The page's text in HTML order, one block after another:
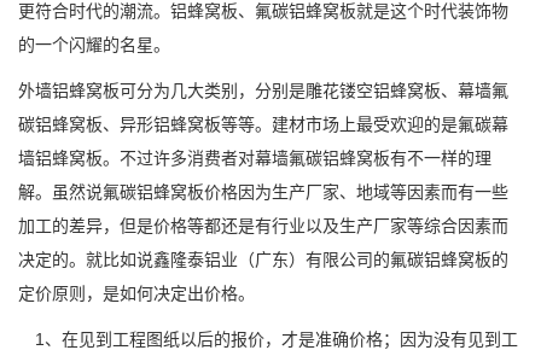
更符合时代的潮流。铝蜂窝板、氟碳铝蜂窝板就是这个时代装饰物
的一个闪耀的名星。
外墙铝蜂窝板可分为几大类别，分别是雕花镂空铝蜂窝板、幕墙氟
碳铝蜂窝板、异形铝蜂窝板等等。建材市场上最受欢迎的是氟碳幕
墙铝蜂窝板。不过许多消费者对幕墙氟碳铝蜂窝板有不一样的理
解。虽然说氟碳铝蜂窝板价格因为生产厂家、地域等因素而有一些
加工的差异，但是价格等都还是有行业以及生产厂家等综合因素而
决定的。就比如说鑫隆泰铝业（广东）有限公司的氟碳铝蜂窝板的
定价原则，是如何决定出价格。
1、在见到工程图纸以后的报价，才是准确价格；因为没有见到工